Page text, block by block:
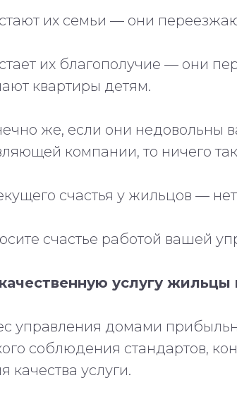
их семьи — они
их благополучие — они
квартиры детям.
же, если они недовольны
компании, то ничего
счастья у жильцов —
счастье работой вашей
услугу
управления домами
соблюдения стандартов,
качества услуги.